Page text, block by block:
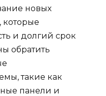
новых
которые
и долгий срок
обратить
такие как
панели и